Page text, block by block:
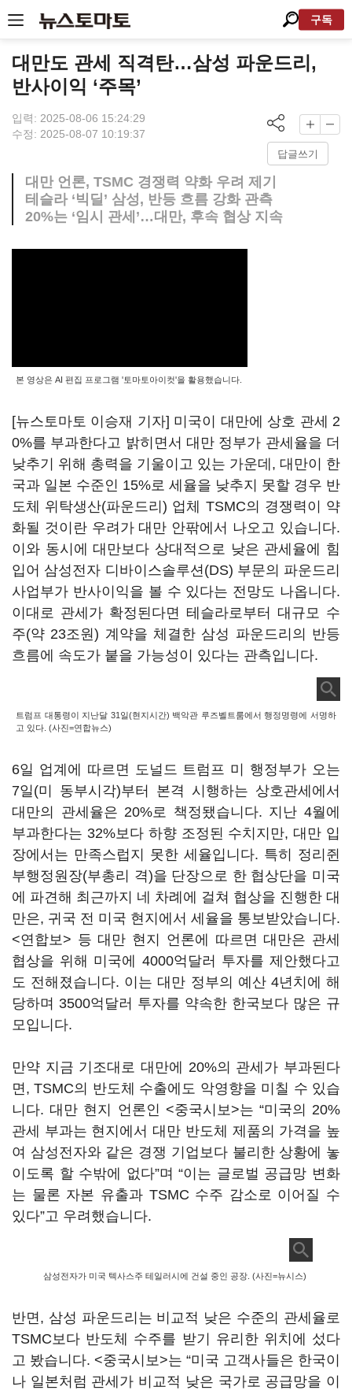
구독
대만도 관세 직격탄…삼성 파운드리,
반사이익 ‘주목’
입력: 2025-08-06 15:24:29
수정: 2025-08-07 10:19:37
답글쓰기
대만 언론, TSMC 경쟁력 약화 우려 제기
테슬라 ‘빅딜’ 삼성, 반등 흐름 강화 관측
20%는 ‘임시 관세’…대만, 후속 협상 지속
본 영상은 AI 편집 프로그램 '토마토아이컷'을 활용했습니다.
[뉴스토마토 이승재 기자] 미국이 대만에 상호 관세 2
0%를 부과한다고 밝히면서 대만 정부가 관세율을 더
낮추기 위해 총력을 기울이고 있는 가운데, 대만이 한
국과 일본 수준인 15%로 세율을 낮추지 못할 경우 반
도체 위탁생산(파운드리) 업체 TSMC의 경쟁력이 약
화될 것이란 우려가 대만 안팎에서 나오고 있습니다.
이와 동시에 대만보다 상대적으로 낮은 관세율에 힘
입어 삼성전자 디바이스솔루션(DS) 부문의 파운드리
사업부가 반사이익을 볼 수 있다는 전망도 나옵니다.
이대로 관세가 확정된다면 테슬라로부터 대규모 수
주(약 23조원) 계약을 체결한 삼성 파운드리의 반등
흐름에 속도가 붙을 가능성이 있다는 관측입니다.
트럼프 대통령이 지난달 31일(현지시간) 백악관 루즈벨트룸에서 행정명령에 서명하
고 있다. (사진=연합뉴스)
6일 업계에 따르면 도널드 트럼프 미 행정부가 오는
7일(미 동부시각)부터 본격 시행하는 상호관세에서
대만의 관세율은 20%로 책정됐습니다. 지난 4월에
부과한다는 32%보다 하향 조정된 수치지만, 대만 입
장에서는 만족스럽지 못한 세율입니다. 특히 정리쥔
부행정원장(부총리 격)을 단장으로 한 협상단을 미국
에 파견해 최근까지 네 차례에 걸쳐 협상을 진행한 대
만은, 귀국 전 미국 현지에서 세율을 통보받았습니다.
<연합보> 등 대만 현지 언론에 따르면 대만은 관세
협상을 위해 미국에 4000억달러 투자를 제안했다고
도 전해졌습니다. 이는 대만 정부의 예산 4년치에 해
당하며 3500억달러 투자를 약속한 한국보다 많은 규
모입니다.
만약 지금 기조대로 대만에 20%의 관세가 부과된다
면, TSMC의 반도체 수출에도 악영향을 미칠 수 있습
니다. 대만 현지 언론인 <중국시보>는 “미국의 20%
관세 부과는 현지에서 대만 반도체 제품의 가격을 높
여 삼성전자와 같은 경쟁 기업보다 불리한 상황에 놓
이도록 할 수밖에 없다”며 “이는 글로벌 공급망 변화
는 물론 자본 유출과 TSMC 수주 감소로 이어질 수
있다”고 우려했습니다.
삼성전자가 미국 텍사스주 테일러시에 건설 중인 공장. (사진=뉴시스)
반면, 삼성 파운드리는 비교적 낮은 수준의 관세율로
TSMC보다 반도체 수주를 받기 유리한 위치에 섰다
고 봤습니다. <중국시보>는 “미국 고객사들은 한국이
나 일본처럼 관세가 비교적 낮은 국가로 공급망을 이